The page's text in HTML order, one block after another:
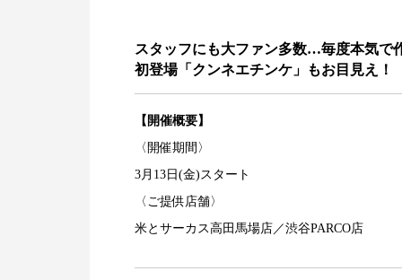
スタッフにも大ファン多数…毎度本気で
初登場「クンネエチンケ」もお目見え！
【開催概要】
〈開催期間〉
3月13日(金)スタート
〈ご提供店舗〉
米とサーカス高田馬場店／渋谷PARCO店